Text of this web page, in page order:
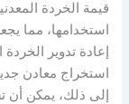
قيمة الخردة
استخدامها، مما
إعادة تدوير
استخراج معادن
إلى ذلك، يمكن أن